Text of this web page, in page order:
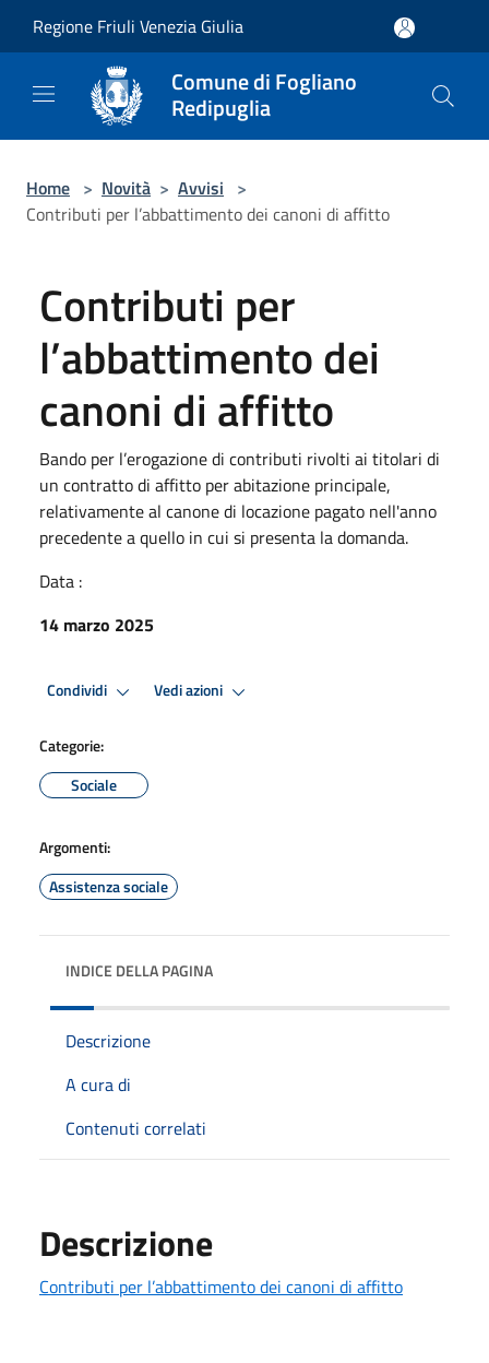
Regione Friuli Venezia Giulia
Comune di Fogliano
Redipuglia
Home > Novità > Avvisi >
Contributi per l’abbattimento dei canoni di affitto
Contributi per
l’abbattimento dei
canoni di affitto
Bando per l’erogazione di contributi rivolti ai titolari di
un contratto di affitto per abitazione principale,
relativamente al canone di locazione pagato nell'anno
precedente a quello in cui si presenta la domanda.
Data :
14 marzo 2025
Condividi Vedi azioni
Categorie:
Sociale
Argomenti:
Assistenza sociale
INDICE DELLA PAGINA
Descrizione
A cura di
Contenuti correlati
Descrizione
Contributi per l’abbattimento dei canoni di affitto